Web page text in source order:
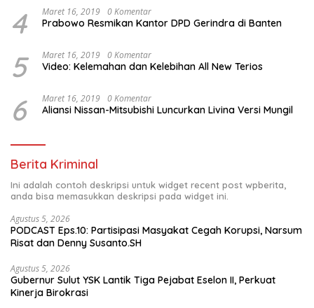
4 Maret 16, 2019 0 Komentar
Prabowo Resmikan Kantor DPD Gerindra di Banten
5 Maret 16, 2019 0 Komentar
Video: Kelemahan dan Kelebihan All New Terios
6 Maret 16, 2019 0 Komentar
Aliansi Nissan-Mitsubishi Luncurkan Livina Versi Mungil
Berita Kriminal
Ini adalah contoh deskripsi untuk widget recent post wpberita,
anda bisa memasukkan deskripsi pada widget ini.
Agustus 5, 2026
PODCAST Eps.10: Partisipasi Masyakat Cegah Korupsi, Narsum
Risat dan Denny Susanto.SH
Agustus 5, 2026
Gubernur Sulut YSK Lantik Tiga Pejabat Eselon II, Perkuat
Kinerja Birokrasi